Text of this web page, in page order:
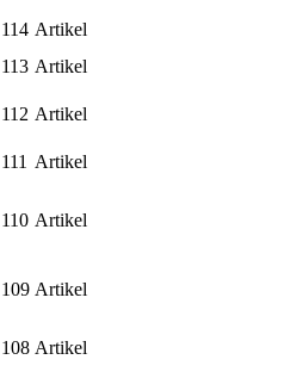
114 Artikel
113 Artikel
112 Artikel
111 Artikel
110 Artikel
109 Artikel
108 Artikel